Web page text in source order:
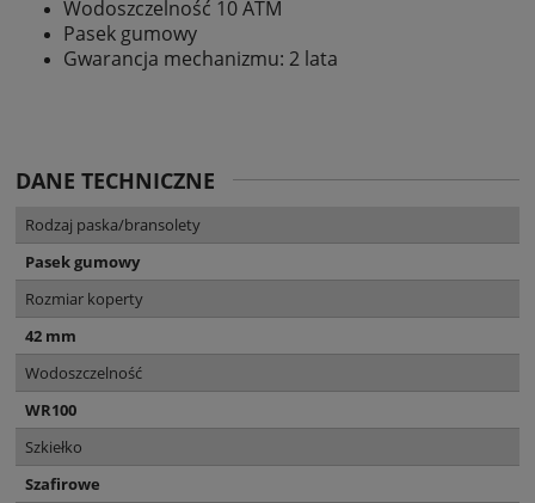
Wodoszczelność 10 ATM
Pasek gumowy
Gwarancja mechanizmu: 2 lata
DANE TECHNICZNE
Rodzaj paska/bransolety
Pasek gumowy
Rozmiar koperty
42 mm
Wodoszczelność
WR100
Szkiełko
Szafirowe